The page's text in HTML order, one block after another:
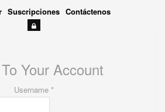
Suscripciones Contáctenos
Your Account
Username *